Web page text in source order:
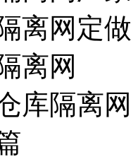
离网定做
离网
库隔离网